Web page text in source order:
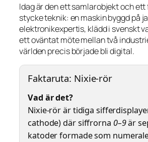
Idag är den ett samlarobjekt och
stycke teknik: en maskin byggd på
elektronikexpertis, klädd i svenskt
ett oväntat möte mellan två
världen precis började bli digital.
Faktaruta: Nixie-rör
Vad är det?
Nixie-rör är tidiga
cathode) där siffrorna 0–9är
katoder formade som